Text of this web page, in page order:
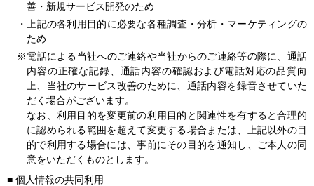
善・新規サービス開発のため
・上記の各利用目的に必要な各種調査・分析・マーケティングの
ため
※電話による当社へのご連絡や当社からのご連絡等の際に、通話
内容の正確な記録、通話内容の確認および電話対応の品質向
上、当社のサービス改善のために、通話内容を録音させていた
だく場合がございます。
なお、利用目的を変更前の利用目的と関連性を有すると合理的
に認められる範囲を超えて変更する場合または、上記以外の目
的で利用する場合には、事前にその目的を通知し、ご本人の同
意をいただくものとします。
■ 個人情報の共同利用